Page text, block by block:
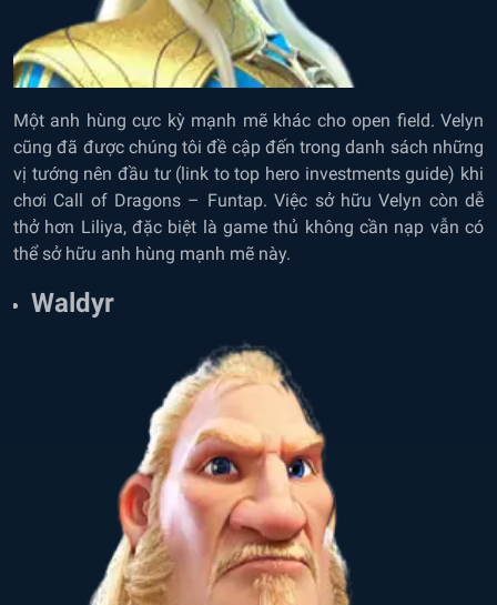
Một anh hùng cực kỳ mạnh mẽ khác cho open field. Velyn
cũng đã được chúng tôi đề cập đến trongdanh sách những
vị tướng nên đầu tư (link to top hero investments guide) khi
chơi Call of Dragons – Funtap. Việc sở hữu Velyn còn dễ
thở hơn Liliya, đặc biệt là game thủ không cần nạp vẫn có
thể sở hữu anh hùng mạnh mẽ này.
Waldyr